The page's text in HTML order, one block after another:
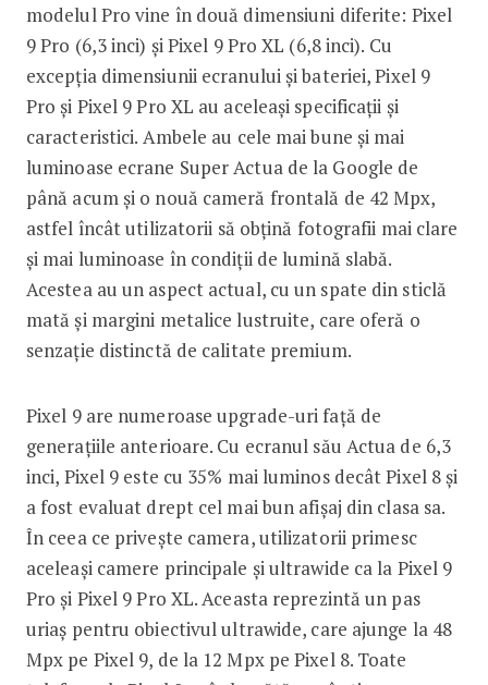
modelul Pro vine în două dimensiuni diferite: Pixel
9 Pro (6,3 inci) și Pixel 9 Pro XL (6,8 inci). Cu
excepția dimensiunii ecranului și bateriei, Pixel 9
Pro și Pixel 9 Pro XL au aceleași specificații și
caracteristici. Ambele au cele mai bune și mai
luminoase ecrane Super Actua de la Google de
până acum și o nouă cameră frontală de 42 Mpx,
astfel încât utilizatorii să obțină fotografii mai clare
și mai luminoase în condiții de lumină slabă.
Acestea au un aspect actual, cu un spate din sticlă
mată și margini metalice lustruite, care oferă o
senzație distinctă de calitate premium.
Pixel 9 are numeroase upgrade-uri față de
generațiile anterioare. Cu ecranul său Actua de 6,3
inci, Pixel 9 este cu 35% mai luminos decât Pixel 8 și
a fost evaluat drept cel mai bun afișaj din clasa sa.
În ceea ce privește camera, utilizatorii primesc
aceleași camere principale și ultrawide ca la Pixel 9
Pro și Pixel 9 Pro XL. Aceasta reprezintă un pas
uriaș pentru obiectivul ultrawide, care ajunge la 48
Mpx pe Pixel 9, de la 12 Mpx pe Pixel 8. Toate